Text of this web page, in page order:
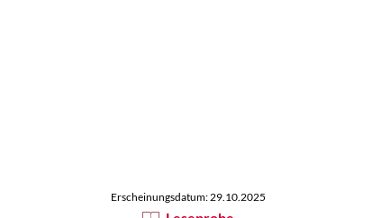
Erscheinungsdatum: 29.10.2025